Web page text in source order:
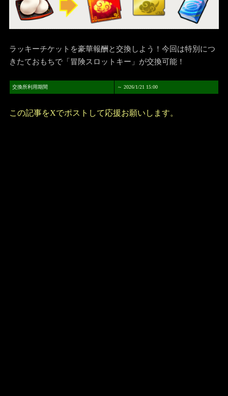
ラッキーチケットを豪華報酬と交換しよう！今回は特別につ
きたておもちで「冒険スロットキー」が交換可能！
交換所利用期間 ～ 2026/1/21 15:00
この記事をXでポストして応援お願いします。